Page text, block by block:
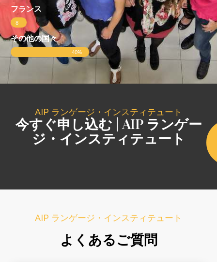
フランス
8
その他の国々
40%
AIP ランゲージ・インスティテュート
今すぐ申し込む | AIP ランゲー
ジ・インスティテュート
AIP ランゲージ・インスティテュート
よくあるご質問